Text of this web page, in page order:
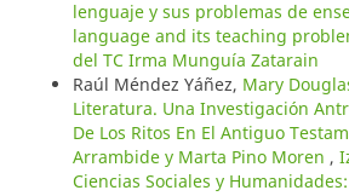
lenguaje y sus problemas de
language and its teaching
del TC Irma Munguía Zatarain
Raúl Méndez Yáñez, Mary
Literatura. Una Investigación
De Los Ritos En El Antiguo
Arrambide y Marta Pino Moren ,
Ciencias Sociales y